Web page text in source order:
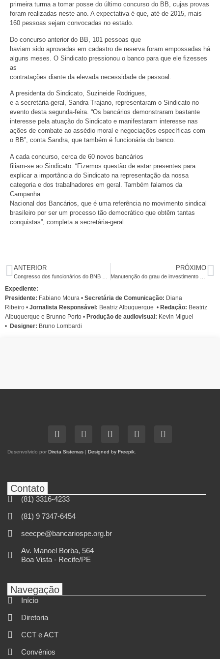
primeira turma a tomar posse do último concurso do BB, cujas provas
foram realizadas neste ano. A expectativa é que, até de 2015, mais
160 pessoas sejam convocadas no estado.
Do concurso anterior do BB, 101 pessoas que
haviam sido aprovadas em cadastro de reserva foram empossadas há
alguns meses. O Sindicato pressionou o banco para que ele fizesses
as
contratações diante da elevada necessidade de pessoal.
A presidenta do Sindicato, Suzineide Rodrigues,
e a secretária-geral, Sandra Trajano, representaram o Sindicato no
evento desta segunda-feira. “Os bancários demonstraram bastante
interesse pela atuação do Sindicato e manifestaram interesse nas
ações de combate ao assédio moral e negociações específicas com
o BB”, conta Sandra, que também é funcionária do banco.
A cada concurso, cerca de 60 novos bancários
filiam-se ao Sindicato. “Fizemos questão de estar presentes para
explicar a importância do Sindicato na representação da nossa
categoria e dos trabalhadores em geral. Também falamos da
Campanha
Nacional dos Bancários, que é uma referência no movimento sindical
brasileiro por ser um processo tão democrático que obtêm tantas
conquistas”, completa a secretária-geral.
ANTERIOR PRÓXIMO
Expediente:
Presidente: Fabiano Moura • Secretária de Comunicação: Diana
Ribeiro • Jornalista Responsável: Beatriz Albuquerque • Redação: Beatriz
Albuquerque e Brunno Porto • Produção de audiovisual: Kevin Miguel
• Designer: Bruno Lombardi
Desenvolvido por Direta Sistemas | Designed by Freepik.
Contato
(81) 3316-4233
(81) 9 7347-6454
seecpe@bancariospe.org.br
Av. Manoel Borba, 564
Boa Vista - Recife/PE
Navegação
Início
Diretoria
CCT e ACT
Convênios